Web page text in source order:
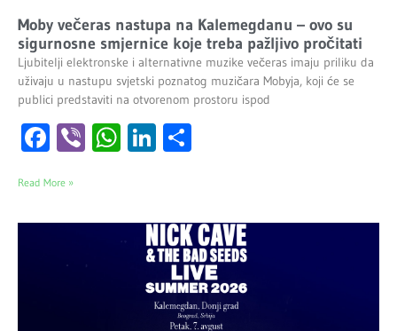
Moby večeras nastupa na Kalemegdanu – ovo su
sigurnosne smjernice koje treba pažljivo pročitati
Ljubitelji elektronske i alternativne muzike večeras imaju priliku da
uživaju u nastupu svjetski poznatog muzičara Mobyja, koji će se
publici predstaviti na otvorenom prostoru ispod
Facebook
ViberWhatsApp
LinkedIn
Read More »